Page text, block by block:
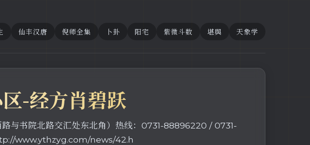
仙丰汉唐 倪师全集 卜卦 阳宅 紫微斗数 堪舆 天象学
-经方肖碧跃
与书院北路交汇处东北角）热线：0731-88896220 / 0731-
www.ythzyg.com/news/42.h